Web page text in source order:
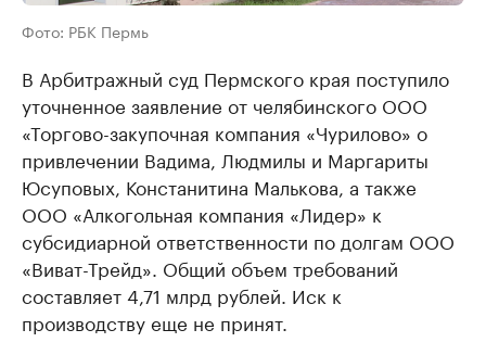
Фото: РБК Пермь
В Арбитражный суд Пермского края поступило
уточненное заявление от челябинского ООО
«Торгово-закупочная компания «Чурилово» о
привлечении Вадима, Людмилы и Маргариты
Юсуповых, Констанитина Малькова, а также
ООО «Алкогольная компания «Лидер» к
субсидиарной ответственности по долгам ООО
«Виват-Трейд». Общий объем требований
составляет 4,71 млрд рублей. Иск к
производству еще не принят.